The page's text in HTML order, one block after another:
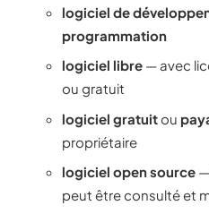
logiciel de
programmation
logiciel libre — avec
ou gratuit
logiciel gratuitou
propriétaire
logiciel open source
peut être consulté et